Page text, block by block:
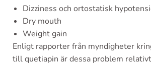
Dizziness och ortostatisk
Dry mouth
Weight gain
Enligt rapporter från myndigheter
till quetiapin är dessa problem